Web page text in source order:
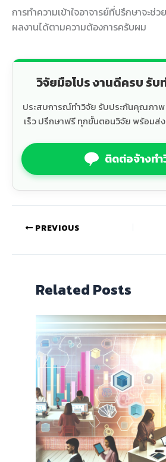
การทำความเข้าใจอาจารย์ที่ปรึกษาจะช่
ผลงานได้ตามความต้องการครับผม
วิจัยมือโปร งานดีครบ รั
ประสบการณ์ทำวิจัย รับประกันคุณภา
เร็ว ปรึกษาฟรี ทุกขั้นตอนวิจัย พร้อม
ติดต่อจ้างทำ
PREVIOUS
Related Posts